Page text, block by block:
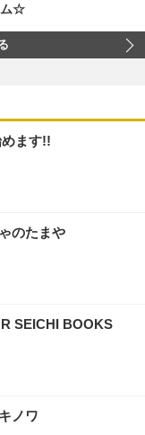
ム☆
ます!!
のたまや
SEICHI BOOKS
ノワ